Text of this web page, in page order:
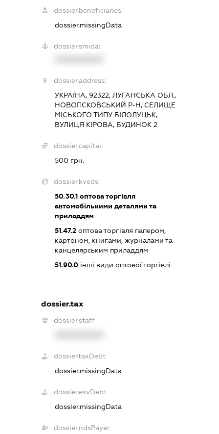
dossier.beneficiaries:
dossier.missingData
dossier.smida:
dossier.address:
УКРАЇНА, 92322, ЛУГАНСЬКА ОБЛ.,
НОВОПСКОВСЬКИЙ Р-Н, СЕЛИЩЕ
МІСЬКОГО ТИПУ БІЛОЛУЦЬК,
ВУЛИЦЯ КІРОВА, БУДИНОК 2
dossier.capital:
500 грн.
dossier.kveds:
50.30.1 оптова торгівля
автомобільними деталями та
приладдям
51.47.2 оптова торгівля папером,
картоном, книгами, журналами та
канцелярським приладдям
51.90.0 інші види оптової торгівлі
dossier.tax
dossier.staff
dossier.taxDebt
dossier.missingData
dossier.esvDebt
dossier.missingData
dossier.ndsPayer